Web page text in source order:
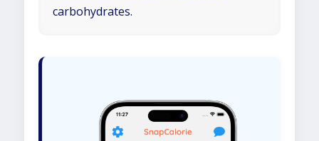
carbohydrates.